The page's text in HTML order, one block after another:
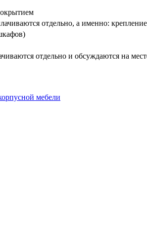
отдельно, а именно:
отдельно и обсуждаются на